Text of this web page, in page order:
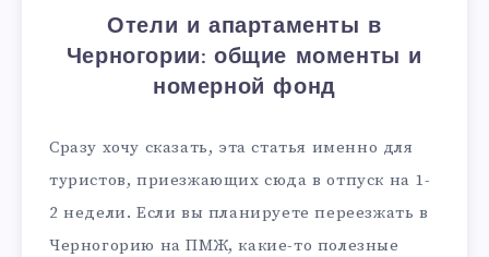
Отели и апартаменты в
Черногории: общие моменты и
номерной фонд
Сразу хочу сказать, эта статья именно для
туристов, приезжающих сюда в отпуск на 1-
2 недели. Если вы планируете переезжать в
Черногорию на ПМЖ, какие-то полезные